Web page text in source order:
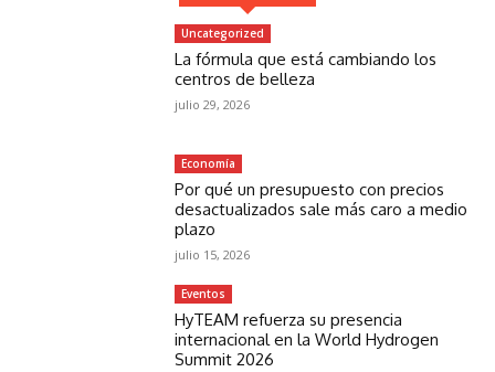
Uncategorized
La fórmula que está cambiando los
centros de belleza
julio 29, 2026
Economía
Por qué un presupuesto con precios
desactualizados sale más caro a medio
plazo
julio 15, 2026
Eventos
HyTEAM refuerza su presencia
internacional en la World Hydrogen
Summit 2026